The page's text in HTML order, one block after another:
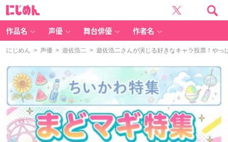
作品名 声優 舞台俳優 作者名
にじめん > 声優 > 遊佐浩二 > 遊佐浩二さんが演じる好きなキャラ投票！やっ